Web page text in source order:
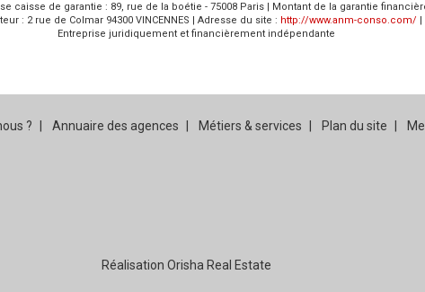
caisse de garantie : 89, rue de la boétie - 75008 Paris | Montant de la garantie
: 2 rue de Colmar 94300 VINCENNES | Adresse du site : http://www.anm-conso.com/ |
Entreprise juridiquement et financièrement indépendante
? Annuaire des agences Métiers & services Plan du site
Réalisation Orisha Real Estate